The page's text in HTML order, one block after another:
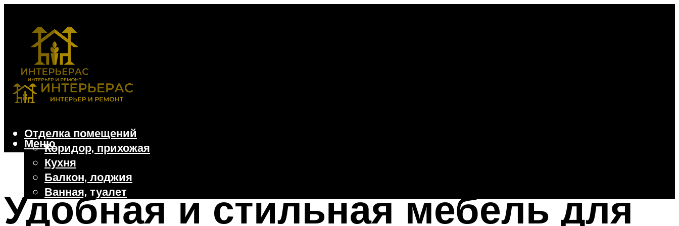
Отделка помещений
Коридор, прихожая
Кухня
Балкон, лоджия
Ванная, туалет
Дачные и частные дома
Отделочные материалы
Меню
Удобная и стильная мебель для